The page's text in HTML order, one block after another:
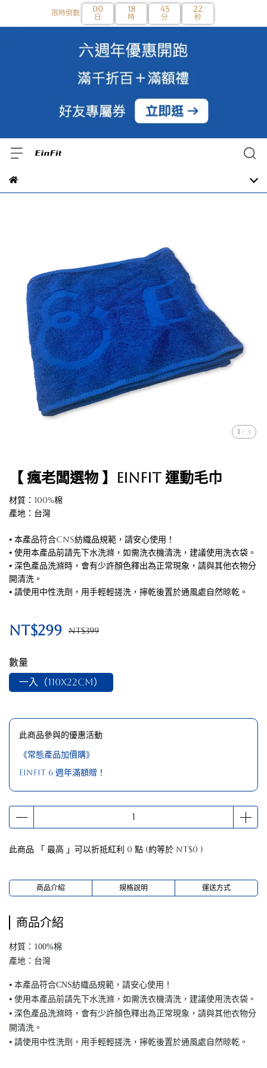
限時倒數 00
日
18
時
45
分
22
秒
1 / 3
【 瘋老闆選物 】EinFit 運動毛巾
材質：100%棉
產地：台灣
⦁ 本產品符合CNS紡織品規範，請安心使用！
⦁ 使用本產品前請先下水洗滌，如需洗衣機清洗，建議使用洗衣袋。
⦁ 深色產品洗滌時，會有少許顏色釋出為正常現象，請與其他衣物分
開清洗。
⦁ 請使用中性洗劑，用手輕輕搓洗，擰乾後置於通風處自然晾乾。
NT$299 NT$399
數量
一入（110x22cm）
此商品參與的優惠活動
《常態產品加價購》
EinFit 6 週年滿額贈！
此商品 「 最高 」可以折抵紅利 0 點 (約等於 NT$0 )
商品介紹 規格說明 運送方式
商品介紹
材質：100%棉
產地：台灣
⦁ 本產品符合CNS紡織品規範，請安心使用！
⦁ 使用本產品前請先下水洗滌，如需洗衣機清洗，建議使用洗衣袋。
⦁ 深色產品洗滌時，會有少許顏色釋出為正常現象，請與其他衣物分
開清洗。
⦁ 請使用中性洗劑，用手輕輕搓洗，擰乾後置於通風處自然晾乾。